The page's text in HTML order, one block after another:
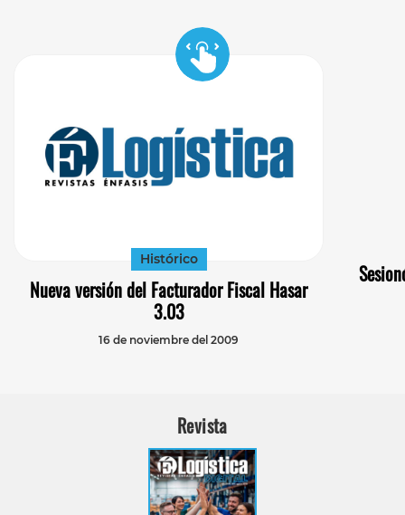
Histórico
Nueva versión del Facturador Fiscal Hasar
3.03
16 de noviembre del 2009
Revista